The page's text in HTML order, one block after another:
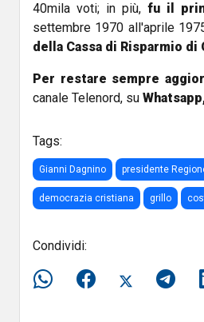
40mila voti; in più, fu il
settembre 1970 all'aprile
della Cassa di Risparmio di
Per restare sempre
canale Telenord, su
Tags:
Gianni Dagnino presidente
democrazia cristiana grillo
Condividi: